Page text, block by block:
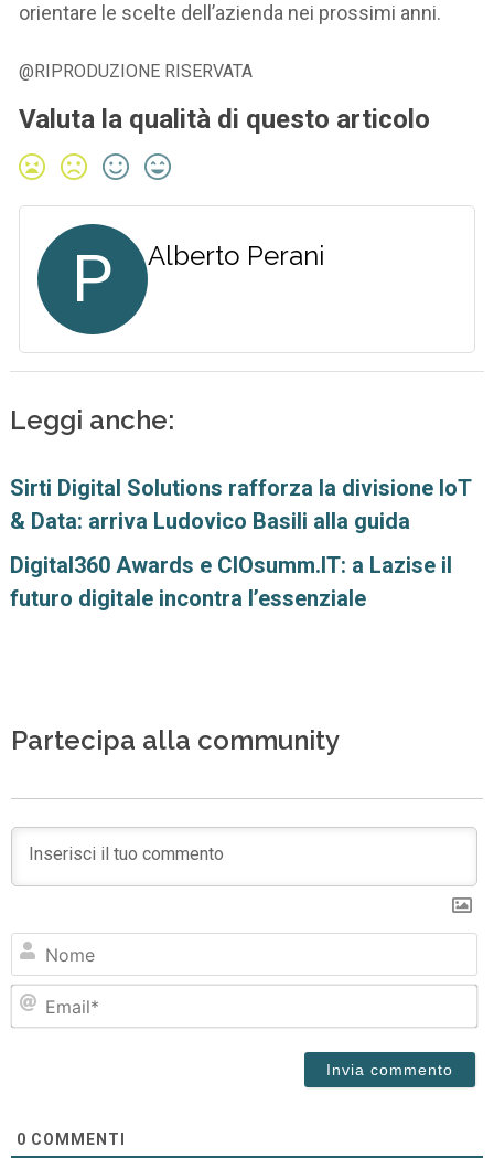
orientare le scelte dell’azienda nei prossimi anni.
@RIPRODUZIONE RISERVATA
Valuta la qualità di questo articolo
P Alberto Perani
Leggi anche:
Sirti Digital Solutions rafforza la divisione IoT
& Data: arriva Ludovico Basili alla guida
Digital360 Awards e CIOsumm.IT: a Lazise il
futuro digitale incontra l’essenziale
Partecipa alla community
0 COMMENTI